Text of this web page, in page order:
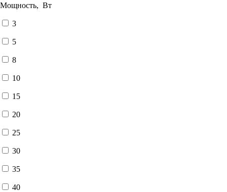
Мощность, Вт
3
5
8
10
15
20
25
30
35
40